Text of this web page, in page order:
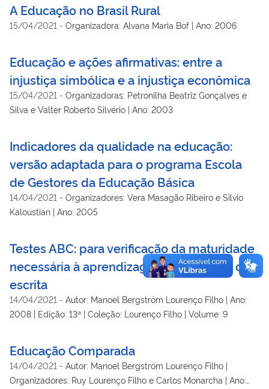
A Educação no Brasil Rural
15/04/2021 - Organizadora: Alvana Maria Bof | Ano: 2006
Educação e ações afirmativas: entre a
injustiça simbólica e a injustiça econômica
15/04/2021 - Organizadoras: Petronilha Beatriz Gonçalves e
Silva e Valter Roberto Silvério | Ano: 2003
Indicadores da qualidade na educação:
versão adaptada para o programa Escola
de Gestores da Educação Básica
14/04/2021 - Organizadores: Vera Masagão Ribeiro e Silvio
Kaloustian | Ano: 2005
Testes ABC: para verificação da maturidade
necessária à aprendizagem da leitura e da
escrita
14/04/2021 - Autor: Manoel Bergström Lourenço Filho | Ano:
2008 | Edição: 13ª | Coleção: Lourenço Filho | Volume: 9
Educação Comparada
14/04/2021 - Autor: Manoel Bergström Lourenço Filho |
Organizadores: Ruy Lourenço Filho e Carlos Monarcha | Ano: